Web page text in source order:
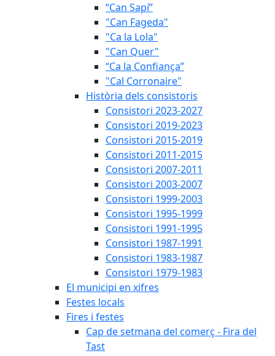
“Can Sapí”
"Can Fageda"
"Ca la Lola"
"Can Quer"
“Ca la Confiança”
"Cal Corronaire"
Història dels consistoris
Consistori 2023-2027
Consistori 2019-2023
Consistori 2015-2019
Consistori 2011-2015
Consistori 2007-2011
Consistori 2003-2007
Consistori 1999-2003
Consistori 1995-1999
Consistori 1991-1995
Consistori 1987-1991
Consistori 1983-1987
Consistori 1979-1983
El municipi en xifres
Festes locals
Fires i festes
Cap de setmana del comerç - Fira del
Tast